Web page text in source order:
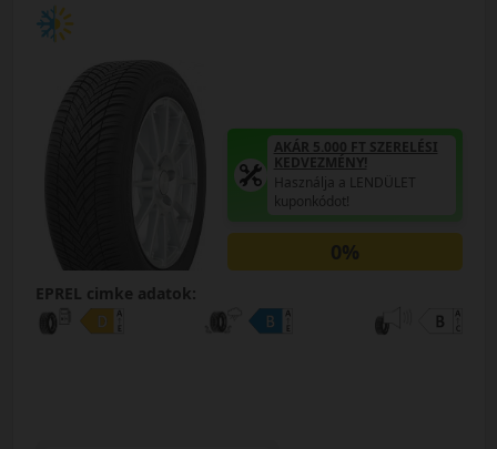
AKÁR 5.000 FT SZERELÉSI
KEDVEZMÉNY!
Használja a LENDÜLET
kuponkódot!
0%
EPREL cimke adatok: